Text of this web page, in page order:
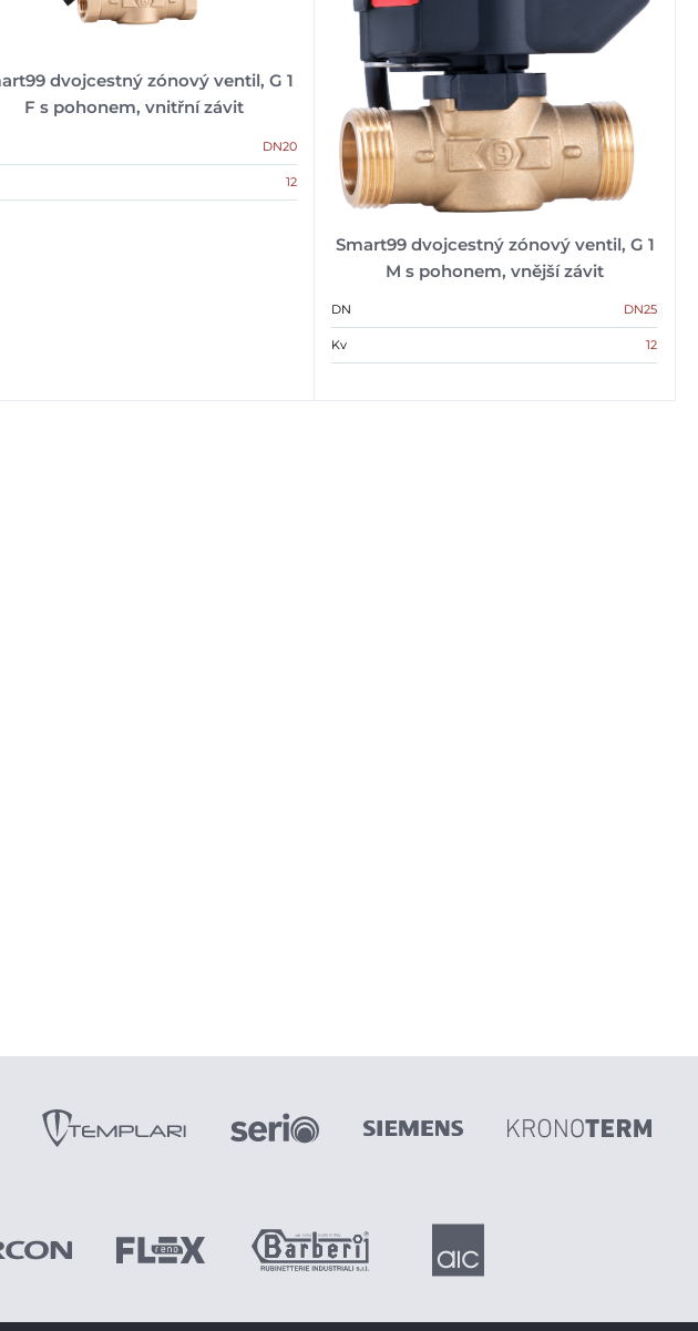
dvojcestný zónový ventil, G 1
F s pohonem, vnitřní závit
DN20
12
Smart99 dvojcestný zónový ventil, G 1
M s pohonem, vnější závit
DN DN25
Kv 12